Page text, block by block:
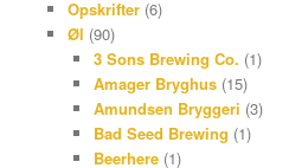
Opskrifter(6)
Øl (90)
3 Sons Brewing Co. (1)
Amager Bryghus (15)
Amundsen Bryggeri (3)
Bad Seed Brewing (1)
Beerhere (1)